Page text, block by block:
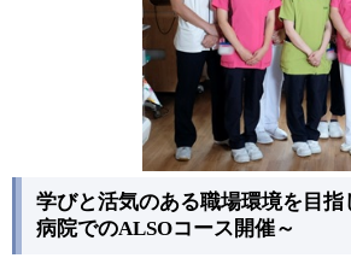
学びと活気のある職場環境を目指
病院でのALSOコース開催～